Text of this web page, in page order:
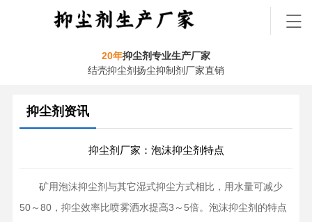
20年抑尘剂专业生产厂家
结壳抑尘剂扬尘抑制剂厂家直销
抑尘剂资讯
抑尘剂厂家：泡沫抑尘剂特点
矿用泡沫抑尘剂与其它湿式抑尘方式相比，用水量可减少
50～80，抑尘效率比喷雾洒水提高3～5倍。泡沫抑尘剂的特点